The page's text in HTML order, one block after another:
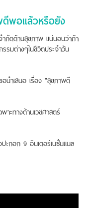
พอแล้วหรือยัง
กัดด้านสุขภาพ แน่นอนว่าถ้า
รมต่างๆในชีวิตประจำวัน
นำเสนอ เรื่อง "สุขภาพดี
ะทางด้านเวชศาสตร์
ะกอก 9 อินเตอร์เนชั่นแนล